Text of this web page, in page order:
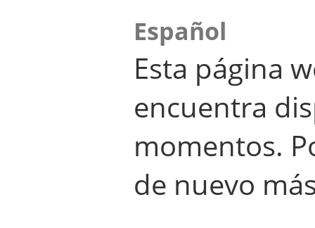
Español
Esta página
encuentra
momentos.
de nuevo